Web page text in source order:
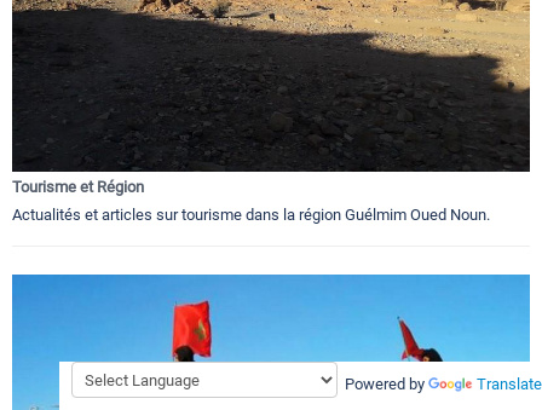
Tourisme et Région
Actualités et articles sur tourisme dans la région Guélmim Oued Noun.
Powered by Translate